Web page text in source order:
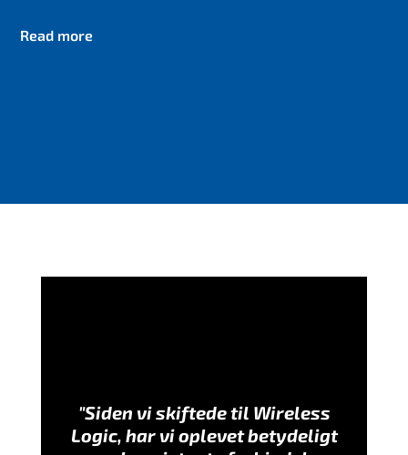
Read more
"Siden vi skiftede til Wireless
Logic, har vi oplevet betydeligt